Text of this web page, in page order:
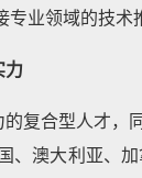
业领域的技
力
复合型人才，
、澳大利亚、